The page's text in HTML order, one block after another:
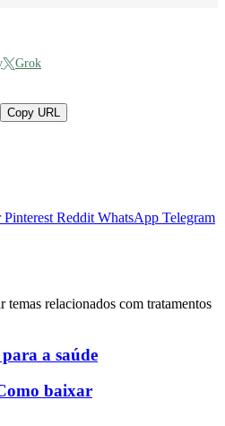
Grok
Copy URL
Pinterest Reddit WhatsApp Telegram
relacionados com tratamentos
a saúde
baixar